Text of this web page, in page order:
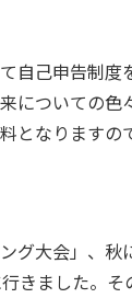
自己申告制
についての
となりますの
グ大会」、
きました。